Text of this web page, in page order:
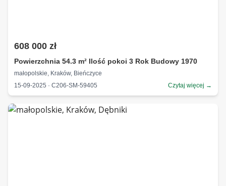
608 000 zł
Powierzchnia 54.3 m² Ilość pokoi 3 Rok Budowy 1970
małopolskie, Kraków, Bieńczyce
15-09-2025 · C206-SM-59405
Czytaj więcej →